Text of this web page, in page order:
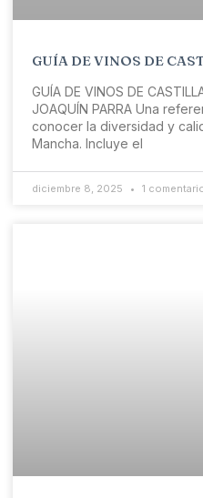
GUÍA DE VINOS DE
GUÍA DE VINOS DE
JOAQUÍN PARRA Una
conocer la diversidad y
Mancha. Incluye el
diciembre 8, 2025 1